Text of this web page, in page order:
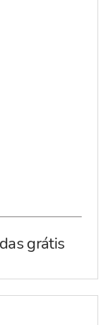
grátis